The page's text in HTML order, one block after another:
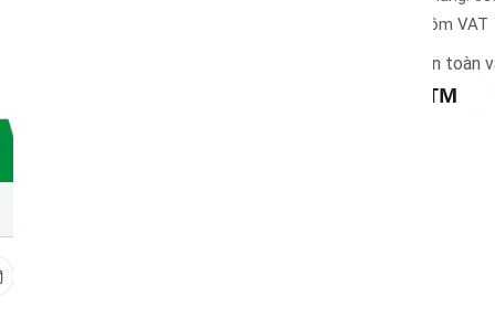
Giá bán chưa bao gồm VAT
Đảm bảo thanh toán an toàn